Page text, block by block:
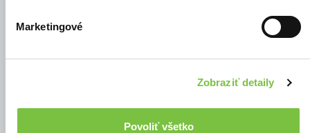
Marketingové
Zobraziť detaily
Povoliť všetko